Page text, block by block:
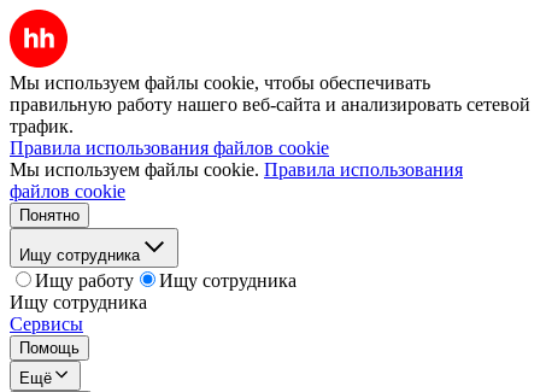
Мы используем файлы cookie, чтобы обеспечивать
правильную работу нашего веб-сайта и анализировать сетевой
трафик.
Правила использования файлов cookie
Мы используем файлы cookie. Правила использования
файлов cookie
Понятно
Ищу сотрудника
Ищу работу
Ищу сотрудника
Ищу сотрудника
Сервисы
Помощь
Ещё